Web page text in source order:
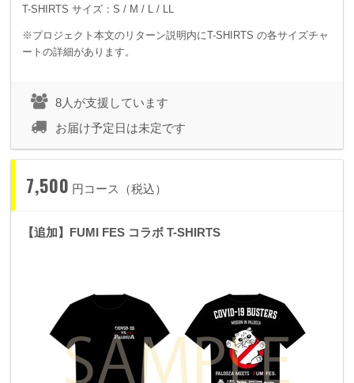
T-SHIRTS サイズ：S / M / L / LL
※プロジェクト本文のリターン説明内にT-SHIRTS の各サイズチャ
ートの詳細があります。
8人が支援しています
お届け予定日は未定です
7,500 円コース（税込）
【追加】FUMI FES コラボ T-SHIRTS